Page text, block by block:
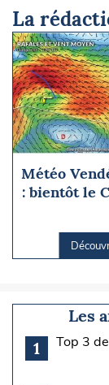
La
Météo
: bientôt le
Les
1
Top 3